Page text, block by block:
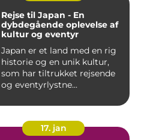
Rejse til Japan - En
dybdegående oplevelse af
kultur og eventyr
Japan er et land med en rig
historie og en unik kultur,
som har tiltrukket rejsende
og eventyrlystne...
17. jan